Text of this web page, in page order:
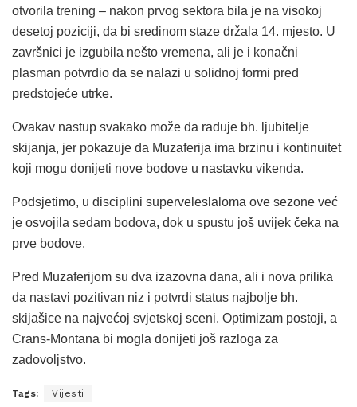
otvorila trening – nakon prvog sektora bila je na visokoj
desetoj poziciji, da bi sredinom staze držala 14. mjesto. U
završnici je izgubila nešto vremena, ali je i konačni
plasman potvrdio da se nalazi u solidnoj formi pred
predstojeće utrke.
Ovakav nastup svakako može da raduje bh. ljubitelje
skijanja, jer pokazuje da Muzaferija ima brzinu i kontinuitet
koji mogu donijeti nove bodove u nastavku vikenda.
Podsjetimo, u disciplini superveleslaloma ove sezone već
je osvojila sedam bodova, dok u spustu još uvijek čeka na
prve bodove.
Pred Muzaferijom su dva izazovna dana, ali i nova prilika
da nastavi pozitivan niz i potvrdi status najbolje bh.
skijašice na najvećoj svjetskoj sceni. Optimizam postoji, a
Crans-Montana bi mogla donijeti još razloga za
zadovoljstvo.
Tags: Vijesti